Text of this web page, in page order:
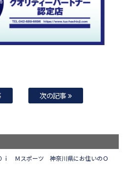
次の記事
Ｍスポーツ 神奈川県にお住いのＯ